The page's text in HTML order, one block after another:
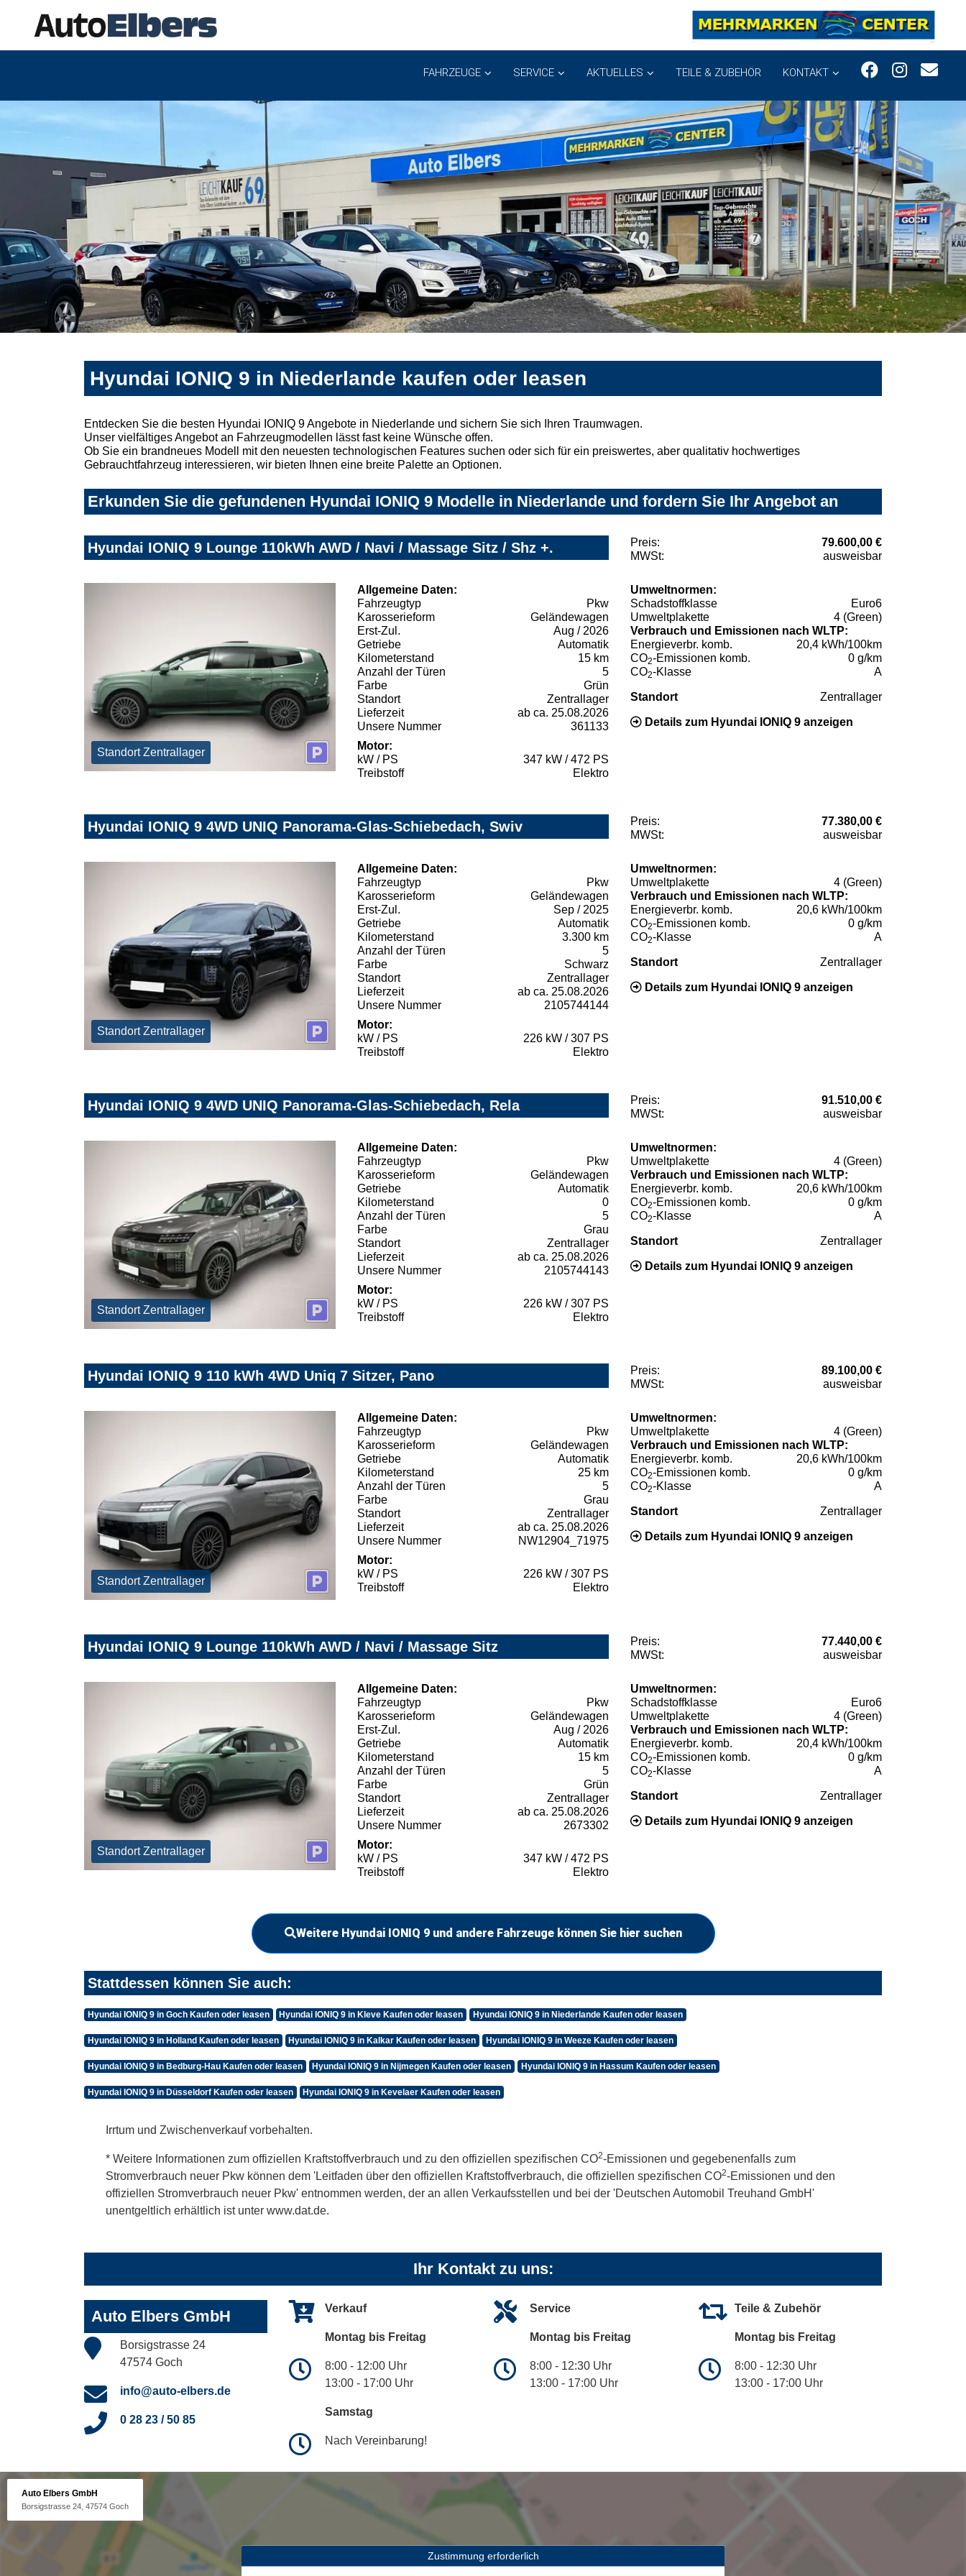
FAHRZEUGE SERVICE AKTUELLES TEILE & ZUBEHÖR KONTAKT
Hyundai IONIQ 9 in Niederlande kaufen oder leasen
Entdecken Sie die besten Hyundai IONIQ 9 Angebote in Niederlande und sichern Sie sich Ihren Traumwagen.
Unser vielfältiges Angebot an Fahrzeugmodellen lässt fast keine Wünsche offen.
Ob Sie ein brandneues Modell mit den neuesten technologischen Features suchen oder sich für ein preiswertes, aber qualitativ hochwertiges
Gebrauchtfahrzeug interessieren, wir bieten Ihnen eine breite Palette an Optionen.
Erkunden Sie die gefundenen Hyundai IONIQ 9 Modelle in Niederlande und fordern Sie Ihr Angebot an
Hyundai IONIQ 9 Lounge 110kWh AWD / Navi / Massage Sitz / Shz +. Preis:
79.600,00 €
MWSt:
ausweisbar
Standort Zentrallager
Allgemeine Daten:
Fahrzeugtyp
Pkw
Karosserieform
Geländewagen
Erst-Zul.
Aug / 2026
Getriebe
Automatik
Kilometerstand
15 km
Anzahl der Türen
5
Farbe
Grün
Standort
Zentrallager
Lieferzeit
ab ca. 25.08.2026
Unsere Nummer
361133
Motor:
kW / PS
347 kW / 472 PS
Treibstoff
Elektro
Umweltnormen:
Schadstoffklasse
Euro6
Umweltplakette
4 (Green)
Verbrauch und Emissionen nach WLTP:
Energieverbr. komb.
20,4 kWh/100km
CO2-Emissionen komb.
0 g/km
CO2-Klasse A
Standort Zentrallager
Details zum Hyundai IONIQ 9 anzeigen
Hyundai IONIQ 9 4WD UNIQ Panorama-Glas-Schiebedach, Swiv Preis:
77.380,00 €
MWSt:
ausweisbar
Standort Zentrallager
Allgemeine Daten:
Fahrzeugtyp
Pkw
Karosserieform
Geländewagen
Erst-Zul.
Sep / 2025
Getriebe
Automatik
Kilometerstand
3.300 km
Anzahl der Türen
5
Farbe
Schwarz
Standort
Zentrallager
Lieferzeit
ab ca. 25.08.2026
Unsere Nummer
2105744144
Motor:
kW / PS
226 kW / 307 PS
Treibstoff
Elektro
Umweltnormen:
Umweltplakette
4 (Green)
Verbrauch und Emissionen nach WLTP:
Energieverbr. komb.
20,6 kWh/100km
CO2-Emissionen komb.
0 g/km
CO2-Klasse A
Standort Zentrallager
Details zum Hyundai IONIQ 9 anzeigen
Hyundai IONIQ 9 4WD UNIQ Panorama-Glas-Schiebedach, Rela Preis:
91.510,00 €
MWSt:
ausweisbar
Standort Zentrallager
Allgemeine Daten:
Fahrzeugtyp
Pkw
Karosserieform
Geländewagen
Getriebe
Automatik
Kilometerstand
0
Anzahl der Türen
5
Farbe
Grau
Standort
Zentrallager
Lieferzeit
ab ca. 25.08.2026
Unsere Nummer
2105744143
Motor:
kW / PS
226 kW / 307 PS
Treibstoff
Elektro
Umweltnormen:
Umweltplakette
4 (Green)
Verbrauch und Emissionen nach WLTP:
Energieverbr. komb.
20,6 kWh/100km
CO2-Emissionen komb.
0 g/km
CO2-Klasse A
Standort Zentrallager
Details zum Hyundai IONIQ 9 anzeigen
Hyundai IONIQ 9 110 kWh 4WD Uniq 7 Sitzer, Pano Preis:
89.100,00 €
MWSt:
ausweisbar
Standort Zentrallager
Allgemeine Daten:
Fahrzeugtyp
Pkw
Karosserieform
Geländewagen
Getriebe
Automatik
Kilometerstand
25 km
Anzahl der Türen
5
Farbe
Grau
Standort
Zentrallager
Lieferzeit
ab ca. 25.08.2026
Unsere Nummer
NW12904_71975
Motor:
kW / PS
226 kW / 307 PS
Treibstoff
Elektro
Umweltnormen:
Umweltplakette
4 (Green)
Verbrauch und Emissionen nach WLTP:
Energieverbr. komb.
20,6 kWh/100km
CO2-Emissionen komb.
0 g/km
CO2-Klasse A
Standort Zentrallager
Details zum Hyundai IONIQ 9 anzeigen
Hyundai IONIQ 9 Lounge 110kWh AWD / Navi / Massage Sitz Preis:
77.440,00 €
MWSt:
ausweisbar
Standort Zentrallager
Allgemeine Daten:
Fahrzeugtyp
Pkw
Karosserieform
Geländewagen
Erst-Zul.
Aug / 2026
Getriebe
Automatik
Kilometerstand
15 km
Anzahl der Türen
5
Farbe
Grün
Standort
Zentrallager
Lieferzeit
ab ca. 25.08.2026
Unsere Nummer
2673302
Motor:
kW / PS
347 kW / 472 PS
Treibstoff
Elektro
Umweltnormen:
Schadstoffklasse
Euro6
Umweltplakette
4 (Green)
Verbrauch und Emissionen nach WLTP:
Energieverbr. komb.
20,4 kWh/100km
CO2-Emissionen komb.
0 g/km
CO2-Klasse A
Standort Zentrallager
Details zum Hyundai IONIQ 9 anzeigen
Weitere Hyundai IONIQ 9 und andere Fahrzeuge können Sie hier suchen
Stattdessen können Sie auch:
Hyundai IONIQ 9 in Goch Kaufen oder leasen Hyundai IONIQ 9 in Kleve Kaufen oder leasen Hyundai IONIQ 9 in Niederlande Kaufen oder leasen
Hyundai IONIQ 9 in Holland Kaufen oder leasen Hyundai IONIQ 9 in Kalkar Kaufen oder leasen Hyundai IONIQ 9 in Weeze Kaufen oder leasen
Hyundai IONIQ 9 in Bedburg-Hau Kaufen oder leasen Hyundai IONIQ 9 in Nijmegen Kaufen oder leasen Hyundai IONIQ 9 in Hassum Kaufen oder leasen
Hyundai IONIQ 9 in Düsseldorf Kaufen oder leasen Hyundai IONIQ 9 in Kevelaer Kaufen oder leasen
Irrtum und Zwischenverkauf vorbehalten.
* Weitere Informationen zum offiziellen Kraftstoffverbrauch und zu den offiziellen spezifischen CO2-Emissionen und gegebenenfalls zum
Stromverbrauch neuer Pkw können dem 'Leitfaden über den offiziellen Kraftstoffverbrauch, die offiziellen spezifischen CO2-Emissionen und den
offiziellen Stromverbrauch neuer Pkw' entnommen werden, der an allen Verkaufsstellen und bei der 'Deutschen Automobil Treuhand GmbH'
unentgeltlich erhältlich ist unter www.dat.de.
Ihr Kontakt zu uns:
Auto Elbers GmbH
Borsigstrasse 24
47574 Goch
info@auto-elbers.de
0 28 23 / 50 85
Verkauf
Montag bis Freitag
8:00 - 12:00 Uhr
13:00 - 17:00 Uhr
Samstag
Nach Vereinbarung!
Service
Montag bis Freitag
8:00 - 12:30 Uhr
13:00 - 17:00 Uhr
Teile & Zubehör
Montag bis Freitag
8:00 - 12:30 Uhr
13:00 - 17:00 Uhr
Auto Elbers GmbH
Borsigstrasse 24, 47574 Goch
Zustimmung erforderlich